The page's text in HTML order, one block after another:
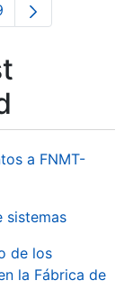
Pages Use
a FNMT-
sistemas
de los
la Fábrica de